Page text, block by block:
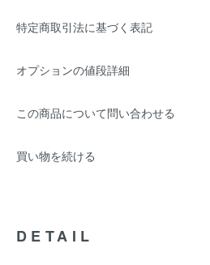
特定商取引法に基づく表記
オプションの値段詳細
この商品について問い合わせる
買い物を続ける
DETAIL